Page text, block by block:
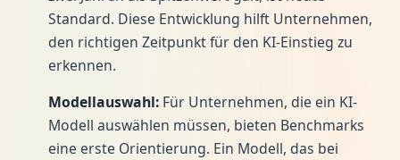
Standard. Diese Entwicklung hilft Unternehmen,
den richtigen Zeitpunkt für den KI-Einstieg zu
erkennen.
Modellauswahl:Für Unternehmen, die ein KI-
Modell auswählen müssen, bieten Benchmarks
eine erste Orientierung. Ein Modell, das bei